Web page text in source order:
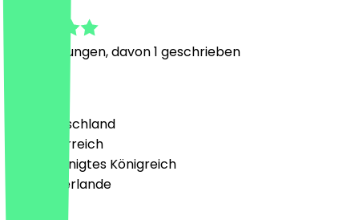
Bewertungen, davon 1 geschrieben
🇩🇪 Deutschland
🇦🇹 Österreich
🇬🇧 Vereinigtes Königreich
🇳🇱 Niederlande